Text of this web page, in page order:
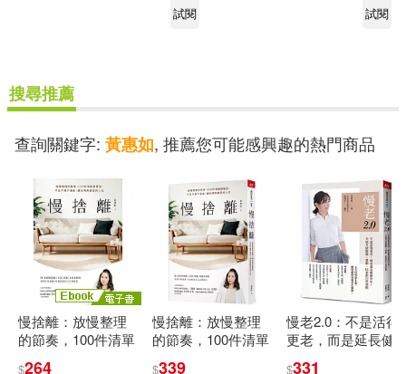
試閱
試閱
搜尋推薦
查詢關鍵字: 黃惠如, 推薦您可能感興趣的熱門商品
慢捨離：放慢整理
的節奏，100件清單
$264
慢捨離：放慢整理
的節奏，100件清單
$339
慢老2.0：不是活得
更老，而是延長健
$331